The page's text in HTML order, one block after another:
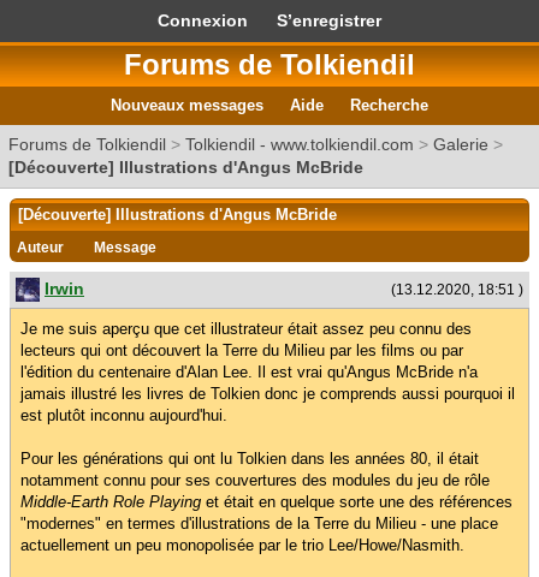
Connexion S’enregistrer
Forums de Tolkiendil
Nouveaux messages Aide Recherche
Forums de Tolkiendil > Tolkiendil - www.tolkiendil.com > Galerie >
[Découverte] Illustrations d'Angus McBride
[Découverte] Illustrations d'Angus McBride
Auteur Message
(13.12.2020, 18:51 )
Irwin
Je me suis aperçu que cet illustrateur était assez peu connu des
lecteurs qui ont découvert la Terre du Milieu par les films ou par
l'édition du centenaire d'Alan Lee. Il est vrai qu'Angus McBride n'a
jamais illustré les livres de Tolkien donc je comprends aussi pourquoi il
est plutôt inconnu aujourd'hui.
Pour les générations qui ont lu Tolkien dans les années 80, il était
notamment connu pour ses couvertures des modules du jeu de rôle
Middle-Earth Role Playing et était en quelque sorte une des références
"modernes" en termes d'illustrations de la Terre du Milieu - une place
actuellement un peu monopolisée par le trio Lee/Howe/Nasmith.